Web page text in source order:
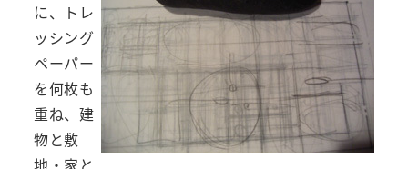
に、トレ
ッシング
ペーパー
を何枚も
重ね、建
物と敷